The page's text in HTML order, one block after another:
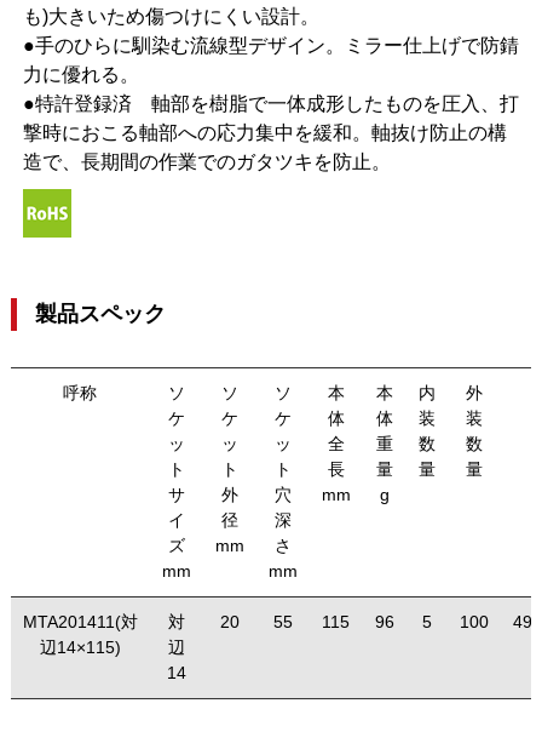
も)大きいため傷つけにくい設計。
●手のひらに馴染む流線型デザイン。ミラー仕上げで防錆
力に優れる。
●特許登録済 軸部を樹脂で一体成形したものを圧入、打
撃時におこる軸部への応力集中を緩和。軸抜け防止の構
造で、長期間の作業でのガタツキを防止。
製品スペック
呼称
ソ
ケ
ッ
ト
サ
イ
ズ
mm
ソ
ケ
ッ
ト
外
径
mm
ソ
ケ
ッ
ト
穴
深
さ
mm
本
体
全
長
mm
本
体
重
量
g
内
装
数
量
外
装
数
量
MTA201411(対
辺14×115)
対
辺
14
20 55 115 96 5 100